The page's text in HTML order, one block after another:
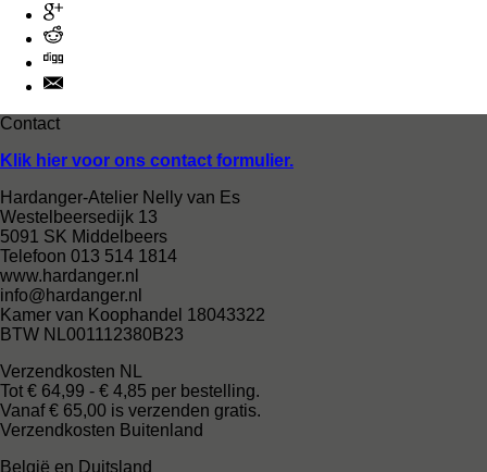
Contact
Klik hier voor ons contact formulier.
Hardanger-Atelier Nelly van Es
Westelbeersedijk 13
5091 SK Middelbeers
Telefoon 013 514 1814
www.hardanger.nl
info@hardanger.nl
Kamer van Koophandel 18043322
BTW NL001112380B23
Verzendkosten NL
Tot € 64,99 - € 4,85 per bestelling.
Vanaf € 65,00 is verzenden gratis.
Verzendkosten Buitenland
België en Duitsland